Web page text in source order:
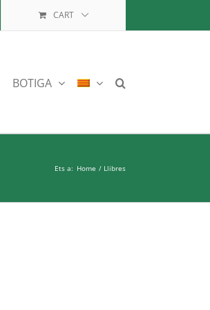
CART
BOTIGA
Ets a: Home Llibres